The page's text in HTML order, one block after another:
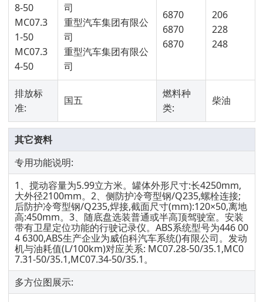
8-50
MC07.3
1-50
MC07.3
4-50
司
重型汽车集团有限公
司
重型汽车集团有限公
司
6870
6870
6870
206
228
248
排放标
准:
国五
燃料种
类:
柴油
其它资料
专用功能说明:
1、搅动容量为5.99立方米。罐体外形尺寸:长4250mm,
大外径2100mm。2、侧防护冷弯型钢/Q235,螺栓连接;
后防护冷弯型钢/Q235,焊接,截面尺寸(mm):120×50,离地
高:450mm。3、随底盘选装普通或半高顶驾驶室。安装
带有卫星定位功能的行驶记录仪。ABS系统型号为446 00
4 6300,ABS生产企业为威伯科汽车系统()有限公司。发动
机与油耗值(L/100km)对应关系: MC07.28-50/35.1,MC0
7.31-50/35.1,MC07.34-50/35.1。
多方位图展示: